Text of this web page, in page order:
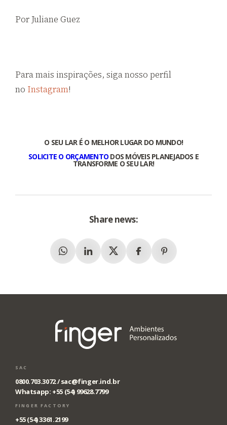
Por Juliane Guez
Para mais inspirações, siga nosso perfil
no Instagram!
O SEU LAR É O MELHOR LUGAR DO MUNDO!
SOLICITE O ORÇAMENTO DOS MÓVEIS PLANEJADOS E
TRANSFORME O SEU LAR!
Share news:
WhatsappLinkedinX (Twitter)FacebookPinterest
SAC
0800.703.3072 /sac@finger.ind.br
Whatsapp: +55 (54) 99628.7799
FINGER FACTORY
+55 (54) 3361.2199